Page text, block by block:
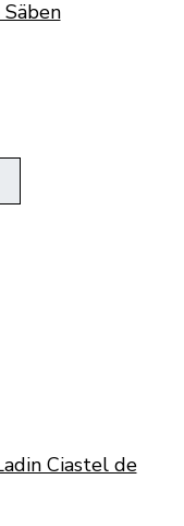
Ciastel de